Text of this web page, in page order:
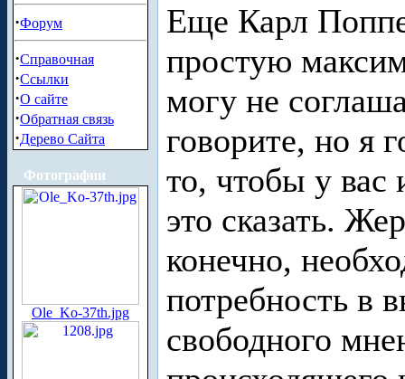
·Форум
·Справочная
·Ссылки
·О сайте
·Обратная связь
·Дерево Сайта
Фотографии
Ole_Ko-37th.jpg
Еще Карл
простую
могу не
говорите, но я
то, чтобы у вас
это сказать.
конечно,
потребность в
свободного